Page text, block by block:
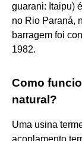
guarani: Itaipu)
no Rio Paraná,
barragem foi
1982.
Como
natural?
Uma usina
acoplamento